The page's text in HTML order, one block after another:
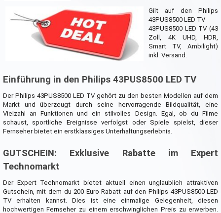
Gilt auf den Philips
43PUS8500 LED TV
43PUS8500 LED TV (43
Zoll, 4K UHD, HDR,
Smart TV, Ambilight)
inkl. Versand.
Einführung in den Philips 43PUS8500 LED TV
Der Philips 43PUS8500 LED TV gehört zu den besten Modellen auf dem
Markt und überzeugt durch seine hervorragende Bildqualität, eine
Vielzahl an Funktionen und ein stilvolles Design. Egal, ob du Filme
schaust, sportliche Ereignisse verfolgst oder Spiele spielst, dieser
Fernseher bietet ein erstklassiges Unterhaltungserlebnis.
GUTSCHEIN: Exklusive Rabatte im Expert
Technomarkt
Der Expert Technomarkt bietet aktuell einen unglaublich attraktiven
Gutschein, mit dem du 200 Euro Rabatt auf den Philips 43PUS8500 LED
TV erhalten kannst. Dies ist eine einmalige Gelegenheit, diesen
hochwertigen Fernseher zu einem erschwinglichen Preis zu erwerben.